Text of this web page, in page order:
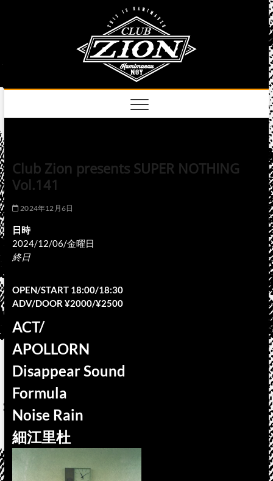
Club Zion presents SUPER NOTHING
Vol.141
2024年12月6日
日時
2024/12/06/金曜日
終日
OPEN/START 18:00/18:30
ADV/DOOR ¥2000/¥2500
ACT/
APOLLORN
Disappear Sound
Formula
Noise Rain
細江里杜